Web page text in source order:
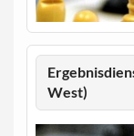
West)